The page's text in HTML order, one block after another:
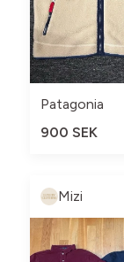
Patagonia
900 SEK
Mizi